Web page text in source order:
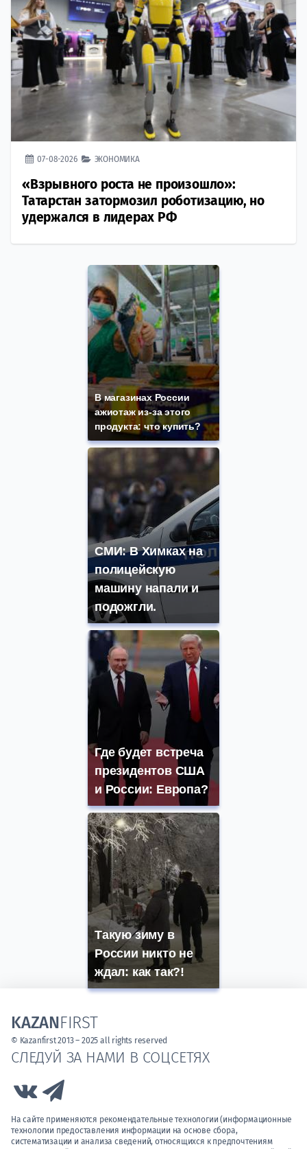
07-08-2026 ЭКОНОМИКА
«Взрывного роста не произошло»:
Татарстан затормозил роботизацию, но
удержался в лидерах РФ
В магазинах России
ажиотаж из-за этого
продукта: что купить?
СМИ: В Химках на
полицейскую
машину напали и
подожгли.
Где будет встреча
президентов США
и России: Европа?
Такую зиму в
России никто не
ждал: как так?!
СЛЕДУЙ ЗА НАМИ В СОЦСЕТЯХ
Link to Vk
На сайте применяются рекомендательные технологии (информационные
технологии предоставления информации на основе сбора,
систематизации и анализа сведений, относящихся к предпочтениям
KAZANFIRST
© Kazanfirst 2013 – 2025 all rights reserved